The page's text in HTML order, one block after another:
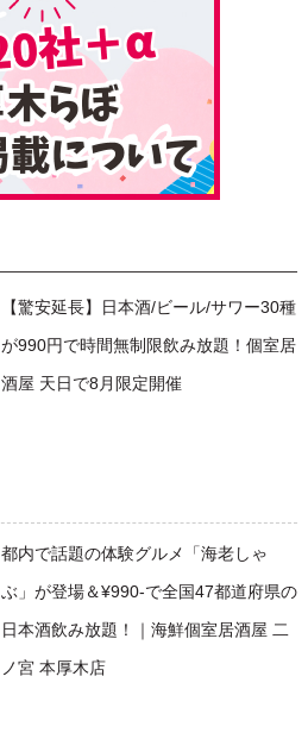
【驚安延長】日本酒/ビール/サワー30種
が990円で時間無制限飲み放題！個室居
酒屋 天日で8月限定開催
都内で話題の体験グルメ「海老しゃ
ぶ」が登場＆¥990-で全国47都道府県の
日本酒飲み放題！｜海鮮個室居酒屋 二
ノ宮 本厚木店